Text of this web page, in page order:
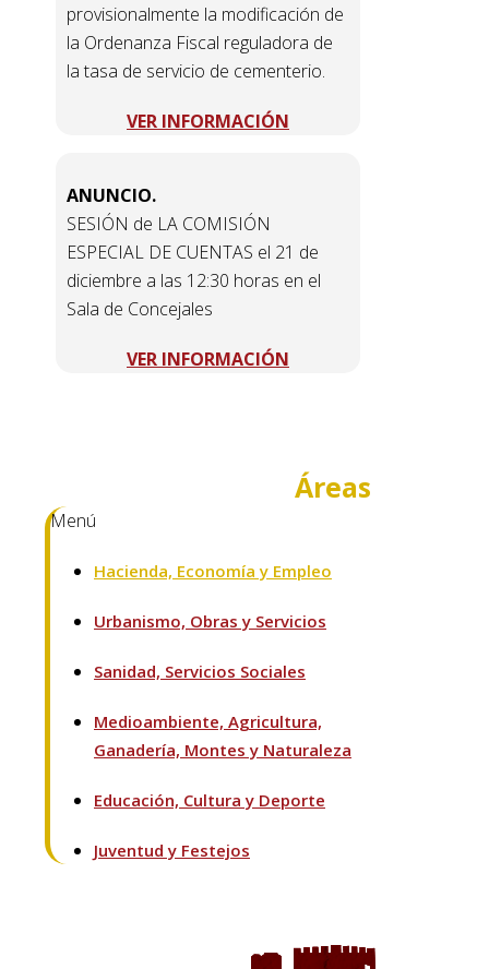
provisionalmente la modificación de
la Ordenanza Fiscal reguladora de
la tasa de servicio de cementerio.
VER INFORMACIÓN
ANUNCIO.
SESIÓN de LA COMISIÓN
ESPECIAL DE CUENTAS el 21 de
diciembre a las 12:30 horas en el
Sala de Concejales
VER INFORMACIÓN
Áreas
Menú
Hacienda, Economía y Empleo
Urbanismo, Obras y Servicios
Sanidad, Servicios Sociales
Medioambiente, Agricultura,
Ganadería, Montes y Naturaleza
Educación, Cultura y Deporte
Juventud y Festejos